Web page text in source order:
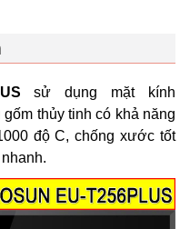
sử dụng mặt kính
thủy tinh có khả năng
độ C, chống xước tốt